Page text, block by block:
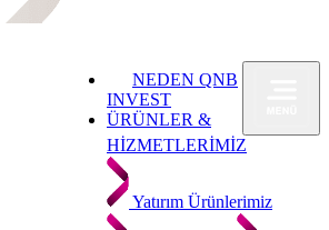
NEDEN QNB
INVEST
ÜRÜNLER &
HİZMETLERİMİZ
Yatırım Ürünlerimiz